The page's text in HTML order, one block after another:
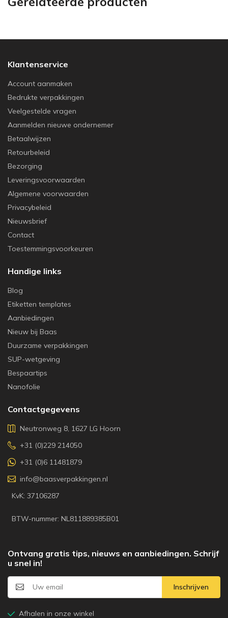
Klantenservice
Account aanmaken
Bedrukte verpakkingen
Veelgestelde vragen
Aanmelden nieuwe ondernemer
Betaalwijzen
Retourbeleid
Bezorging
Leveringsvoorwaarden
Algemene voorwaarden
Privacybeleid
Nieuwsbrief
Contact
Toestemmingsvoorkeuren
Handige links
Blog
Etiketten templates
Aanbiedingen
Nieuw bij Baas
Duurzame verpakkingen
SUP-wetgeving
Bespaartips
Nanofolie
Contactgegevens
Neutronweg 8, 1627 LG Hoorn
+31 (0)229 214050
+31 (0)6 11481879
info@baasverpakkingen.nl
KvK: 37106287
BTW-nummer: NL811889385B01
Ontvang gratis tips, nieuws en aanbiedingen. Schrijf
u snel in!
Inschrijven
Afhalen in onze winkel